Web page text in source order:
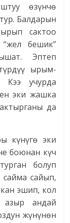
өзүнчө
Балдарын
сактоо
бешик”
Эптеп
ырым-
учурда
эки жашка
да
күнүгө эки
боюнан күч
болуп
сайып,
эшип, кол
азыр андай
жүнүнөн